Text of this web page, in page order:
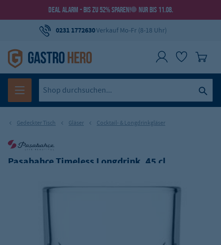
DEAL ALARM - BIS ZU 52% SPAREN! NUR BIS 11.08.
0231 1772630Verkauf Mo-Fr (8-18 Uhr)
Gedeckter Tisch Gläser Cocktail- & Longdrinkgläser
Pasabahce Timeless Longdrink, 45 cl